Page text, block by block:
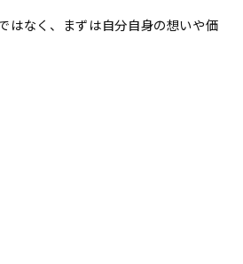
はなく、まずは自分自身の想いや価